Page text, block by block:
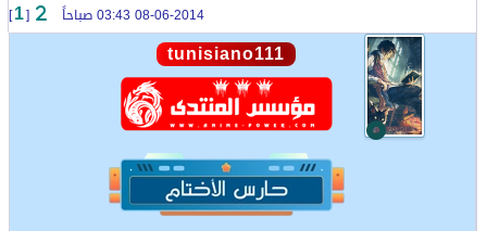
[
1
]
tunisiano111